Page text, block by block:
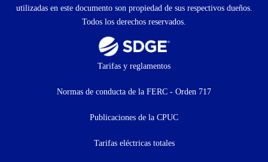
utilizadas en este documento son propiedad de sus respectivos dueños.
Todos los derechos reservados.
secundario)
Tarifas y reglamentos
Normas de conducta de la FERC - Orden 717
Publicaciones de la CPUC
Tarifas eléctricas totales